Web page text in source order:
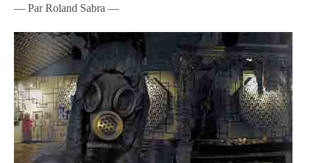
— Par Roland Sabra —